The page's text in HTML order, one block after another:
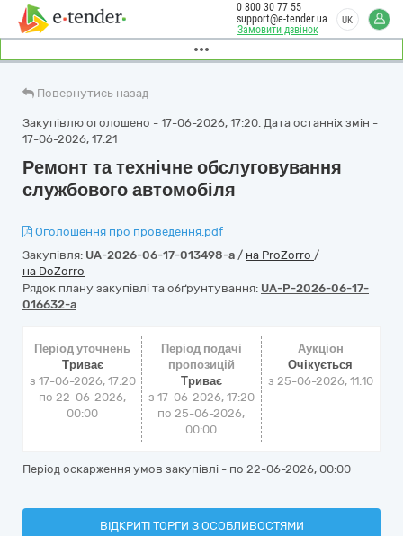
Замовити дзвінок
0 800 30 77 55
support@e-tender.ua
UK
Повернутись назад
Закупівлю оголошено - 17-06-2026, 17:20. Дата останніх змін -
17-06-2026, 17:21
Ремонт та технічне обслуговування
службового автомобіля
Оголошення про проведення.pdf
Закупівля: UA-2026-06-17-013498-a / на ProZorro /
на DoZorro
Рядок плану закупівлі та обґрунтування: UA-P-2026-06-17-
016632-a
Період уточнень
Триває
з 17-06-2026, 17:20
по 22-06-2026,
00:00
Період подачі
пропозицій
Триває
з 17-06-2026, 17:20
по 25-06-2026,
00:00
Аукціон
Очікується
з 25-06-2026, 11:10
Період оскарження умов закупівлі - по 22-06-2026, 00:00
ВІДКРИТІ ТОРГИ З ОСОБЛИВОСТЯМИ